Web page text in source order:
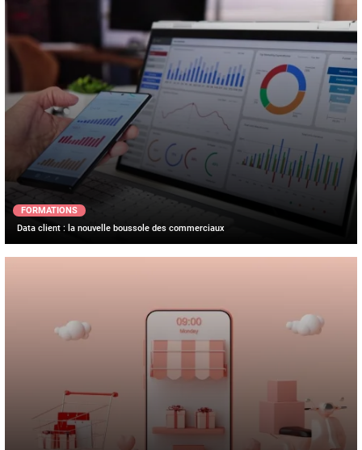
FORMATIONS
Data client : la nouvelle boussole des commerciaux